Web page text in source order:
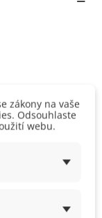
humózní
růžic.
zákony na vaše
Odsouhlaste
webu.